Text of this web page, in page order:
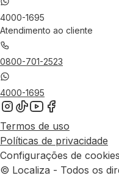
4000-1695
Atendimento ao cliente
0800-701-2523
4000-1695
Termos de uso
Políticas de privacidade
Configurações de cookies
© Localiza - Todos os